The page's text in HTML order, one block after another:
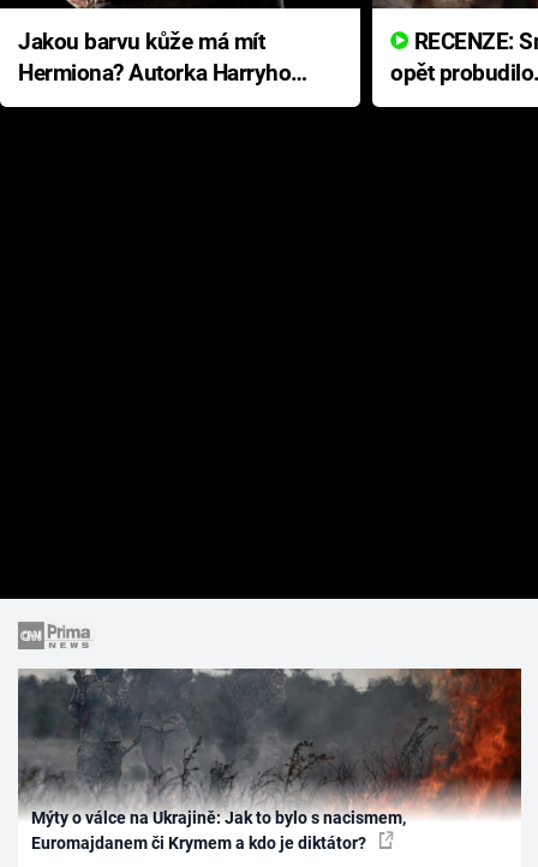
Jakou barvu kůže má mít
Hermiona? Autorka Harryho
Pottera přišla s ráznou
opět
přichází s
Mýty o válce na Ukrajině: Jak to bylo s nacismem,
Euromajdanem či Krymem a kdo je diktátor?